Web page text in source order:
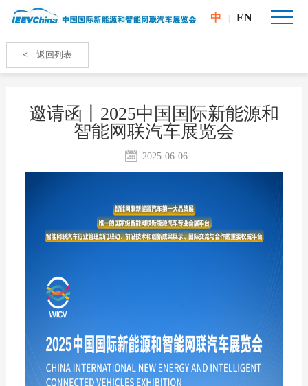
中 EN
< 返回列表
邀请函丨2025中国国际新能源和
智能网联汽车展览会
2025-06-06